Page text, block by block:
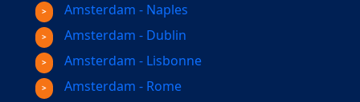
Amsterdam - Naples
Amsterdam - Dublin
Amsterdam - Lisbonne
Amsterdam - Rome